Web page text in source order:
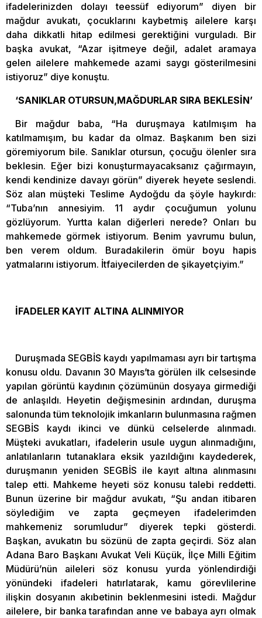
ifadelerinizden dolayı teessüf ediyorum” diyen bir
mağdur avukatı, çocuklarını kaybetmiş ailelere karşı
daha dikkatli hitap edilmesi gerektiğini vurguladı. Bir
başka avukat, “Azar işitmeye değil, adalet aramaya
gelen ailelere mahkemede azami saygı gösterilmesini
istiyoruz” diye konuştu.
‘SANIKLAR OTURSUN,MAĞDURLAR SIRA BEKLESİN’
Bir mağdur baba, “Ha duruşmaya katılmışım ha
katılmamışım, bu kadar da olmaz. Başkanım ben sizi
göremiyorum bile. Sanıklar otursun, çocuğu ölenler sıra
beklesin. Eğer bizi konuşturmayacaksanız çağırmayın,
kendi kendinize davayı görün” diyerek heyete seslendi.
Söz alan müşteki Teslime Aydoğdu da şöyle haykırdı:
“Tuba’nın annesiyim. 11 aydır çocuğumun yolunu
gözlüyorum. Yurtta kalan diğerleri nerede? Onları bu
mahkemede görmek istiyorum. Benim yavrumu bulun,
ben verem oldum. Buradakilerin ömür boyu hapis
yatmalarını istiyorum. İtfaiyecilerden de şikayetçiyim.”
İFADELER KAYIT ALTINA ALINMIYOR
Duruşmada SEGBİS kaydı yapılmaması ayrı bir tartışma
konusu oldu. Davanın 30 Mayıs’ta görülen ilk celsesinde
yapılan görüntü kaydının çözümünün dosyaya girmediği
de anlaşıldı. Heyetin değişmesinin ardından, duruşma
salonunda tüm teknolojik imkanların bulunmasına rağmen
SEGBİS kaydı ikinci ve dünkü celselerde alınmadı.
Müşteki avukatları, ifadelerin usule uygun alınmadığını,
anlatılanların tutanaklara eksik yazıldığını kaydederek,
duruşmanın yeniden SEGBİS ile kayıt altına alınmasını
talep etti. Mahkeme heyeti söz konusu talebi reddetti.
Bunun üzerine bir mağdur avukatı, “Şu andan itibaren
söylediğim ve zapta geçmeyen ifadelerimden
mahkemeniz sorumludur” diyerek tepki gösterdi.
Başkan, avukatın bu sözünü de zapta geçirdi. Söz alan
Adana Baro Başkanı Avukat Veli Küçük, İlçe Milli Eğitim
Müdürü’nün aileleri söz konusu yurda yönlendirdiği
yönündeki ifadeleri hatırlatarak, kamu görevlilerine
ilişkin dosyanın akıbetinin beklenmesini istedi. Mağdur
ailelere, bir banka tarafından anne ve babaya ayrı olmak